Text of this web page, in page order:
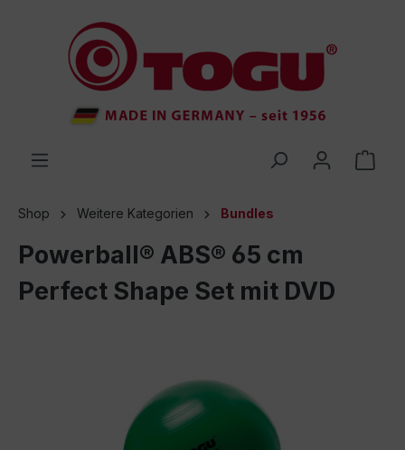
springen
Shop Weitere Kategorien Bundles
Powerball® ABS® 65 cm
Perfect Shape Set mit DVD